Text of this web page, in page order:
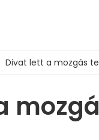
Divat lett a mozgás